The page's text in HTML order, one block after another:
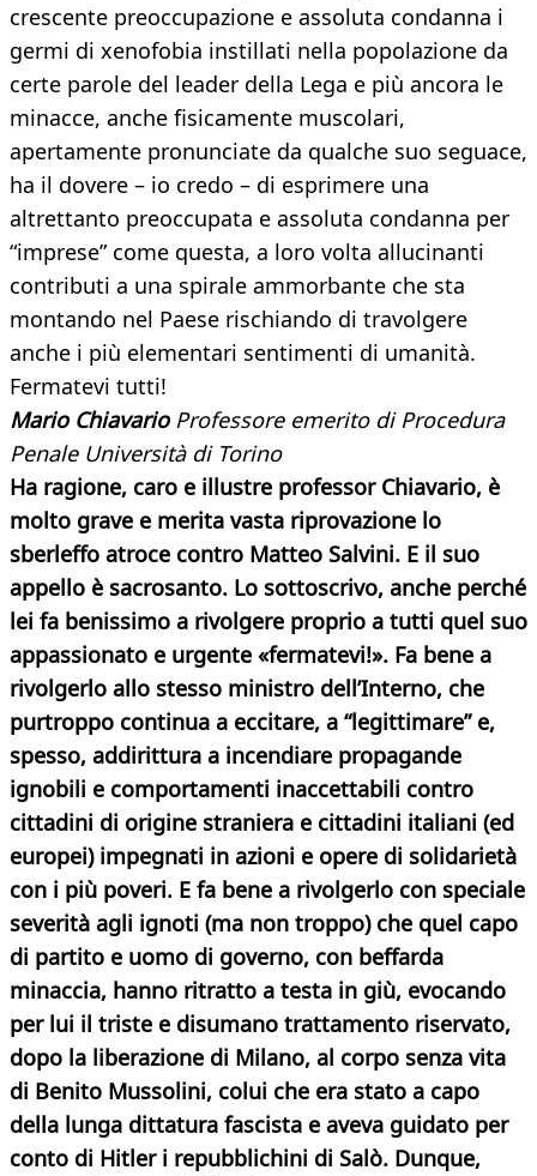
crescente preoccupazione e assoluta condanna i
germi di xenofobia instillati nella popolazione da
certe parole del leader della Lega e più ancora le
minacce, anche fisicamente muscolari,
apertamente pronunciate da qualche suo seguace,
ha il dovere – io credo – di esprimere una
altrettanto preoccupata e assoluta condanna per
“imprese” come questa, a loro volta allucinanti
contributi a una spirale ammorbante che sta
montando nel Paese rischiando di travolgere
anche i più elementari sentimenti di umanità.
Fermatevi tutti!
Mario Chiavario Professore emerito di Procedura
Penale Università di Torino
Ha ragione, caro e illustre professor Chiavario, è
molto grave e merita vasta riprovazione lo
sberleffo atroce contro Matteo Salvini. E il suo
appello è sacrosanto. Lo sottoscrivo, anche perché
lei fa benissimo a rivolgere proprio a tutti quel suo
appassionato e urgente «fermatevi!». Fa bene a
rivolgerlo allo stesso ministro dell’Interno, che
purtroppo continua a eccitare, a “legittimare” e,
spesso, addirittura a incendiare propagande
ignobili e comportamenti inaccettabili contro
cittadini di origine straniera e cittadini italiani (ed
europei) impegnati in azioni e opere di solidarietà
con i più poveri. E fa bene a rivolgerlo con speciale
severità agli ignoti (ma non troppo) che quel capo
di partito e uomo di governo, con beffarda
minaccia, hanno ritratto a testa in giù, evocando
per lui il triste e disumano trattamento riservato,
dopo la liberazione di Milano, al corpo senza vita
di Benito Mussolini, colui che era stato a capo
della lunga dittatura fascista e aveva guidato per
conto di Hitler i repubblichini di Salò. Dunque,